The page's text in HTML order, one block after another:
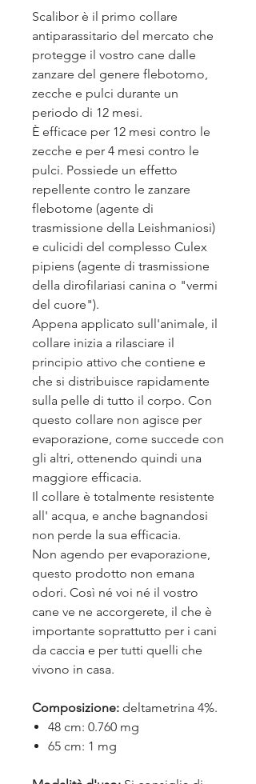
Scalibor è il primo collare
antiparassitario del mercato che
protegge il vostro cane dalle
zanzare del genere flebotomo,
zecche e pulci durante un
periodo di 12 mesi.
È efficace per 12 mesi contro le
zecche e per 4 mesi contro le
pulci. Possiede un effetto
repellente contro le zanzare
flebotome (agente di
trasmissione della Leishmaniosi)
e culicidi del complesso Culex
pipiens (agente di trasmissione
della dirofilariasi canina o "vermi
del cuore").
Appena applicato sull'animale, il
collare inizia a rilasciare il
principio attivo che contiene e
che si distribuisce rapidamente
sulla pelle di tutto il corpo. Con
questo collare non agisce per
evaporazione, come succede con
gli altri, ottenendo quindi una
maggiore efficacia.
Il collare è totalmente resistente
all' acqua, e anche bagnandosi
non perde la sua efficacia.
Non agendo per evaporazione,
questo prodotto non emana
odori. Così né voi né il vostro
cane ve ne accorgerete, il che è
importante soprattutto per i cani
da caccia e per tutti quelli che
vivono in casa.
Composizione: deltametrina 4%.
48 cm: 0.760 mg
65 cm: 1 mg